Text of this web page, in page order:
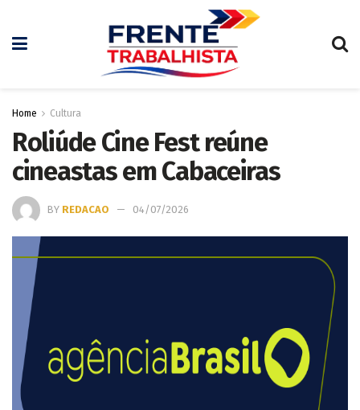
Home Cultura
Roliúde Cine Fest reúne
cineastas em Cabaceiras
BY REDACAO 04/07/2026